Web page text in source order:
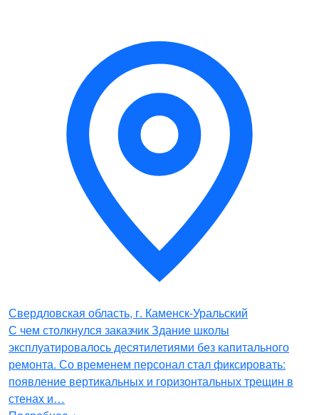
Свердловская область, г. Каменск-Уральский
С чем столкнулся заказчик Здание школы
эксплуатировалось десятилетиями без капитального
ремонта. Со временем персонал стал фиксировать:
появление вертикальных и горизонтальных трещин в
стенах и…